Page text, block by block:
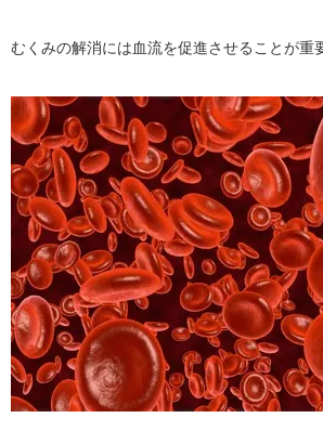
むくみの解消には血流を促進させることが重